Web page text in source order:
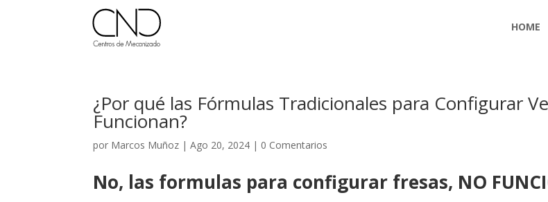
HOME
¿Por qué las Fórmulas Tradicionales para Configurar
Funcionan?
por Marcos Muñoz |Ago 20, 2024 | 0 Comentarios
No, las formulas para configurar fresas, NO